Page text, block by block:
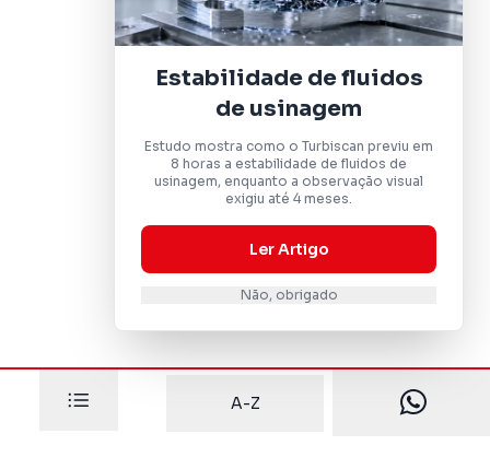
Estabilidade de fluidos
de usinagem
Estudo mostra como o Turbiscan previu em
8 horas a estabilidade de fluidos de
usinagem, enquanto a observação visual
exigiu até 4 meses.
Ler Artigo
Não, obrigado
A-Z